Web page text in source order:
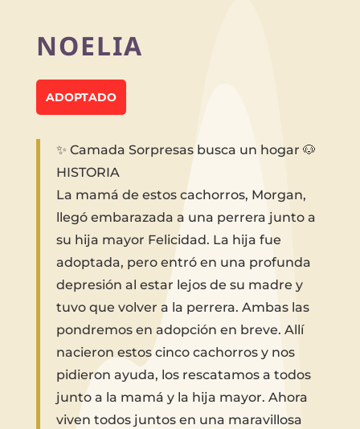
NOELIA
ADOPTADO
✨ Camada Sorpresas busca un hogar 🐶
HISTORIA
La mamá de estos cachorros, Morgan,
llegó embarazada a una perrera junto a
su hija mayor Felicidad. La hija fue
adoptada, pero entró en una profunda
depresión al estar lejos de su madre y
tuvo que volver a la perrera. Ambas las
pondremos en adopción en breve. Allí
nacieron estos cinco cachorros y nos
pidieron ayuda, los rescatamos a todos
junto a la mamá y la hija mayor. Ahora
viven todos juntos en una maravillosa